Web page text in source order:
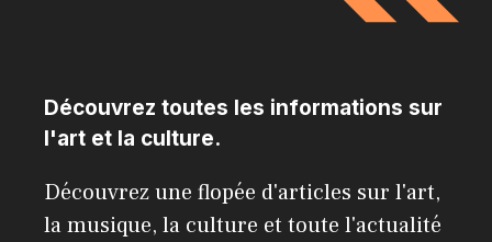
Découvrez toutes les informations sur
l'art et la culture.
Découvrez une flopée d'articles sur l'art,
la musique, la culture et toute l'actualité